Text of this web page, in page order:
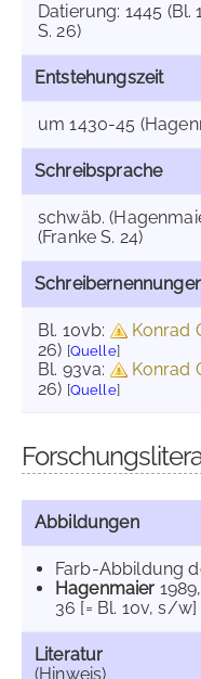
Datierung: 1445 (Bl.
S. 26)
Entstehungszeit
um 1430-45
Schreibsprache
schwäb.
(Franke S. 24)
Bl. 10vb: Konrad
26) [Quelle]
Bl. 93va: Konrad
26) [Quelle]
Abbildungen
Farb-Abbildung
Hagenmaier 1989
36 [= Bl. 10v, s/w]
Literatur
(Hinweis)